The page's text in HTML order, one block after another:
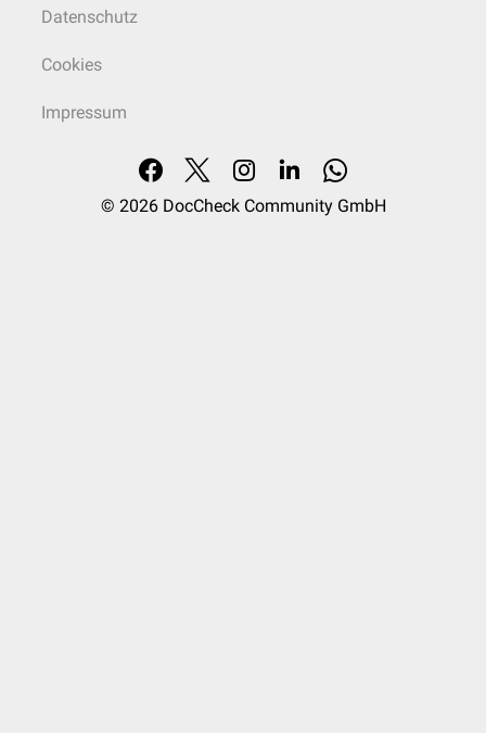
Datenschutz
Cookies
Impressum
© 2026 DocCheck Community GmbH